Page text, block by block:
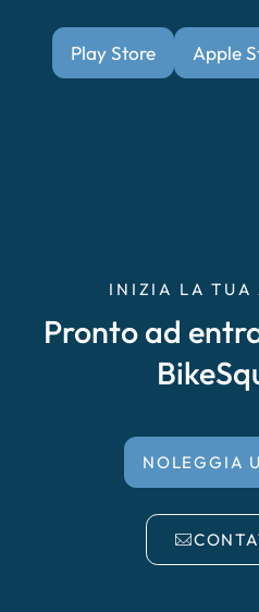
Play Store Apple
INIZIA LA TUA
Pronto ad
NOLEGGIA